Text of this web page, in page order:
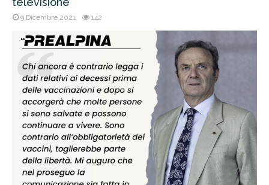
9 Dicembre 2021 142